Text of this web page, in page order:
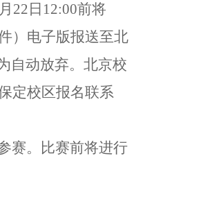
月 22 日 12:00前将
）电子版报送至北
自动放弃。北京校
定校区报名联系
赛。比赛前将进行